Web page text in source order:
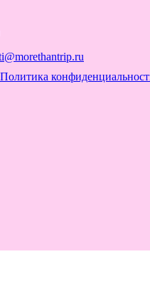
Политика